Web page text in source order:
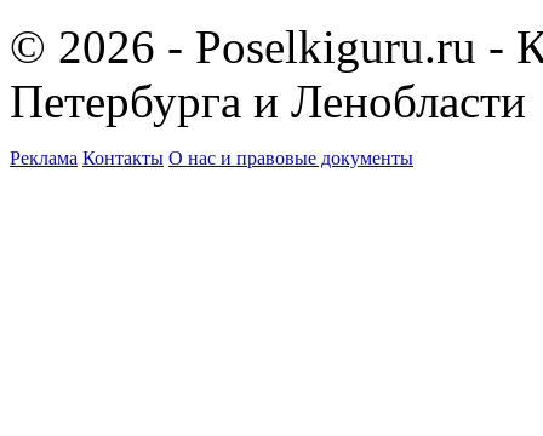
© 2026 - Poselkiguru.ru -
Петербурга и Ленобласти
Реклама Контакты О нас и правовые документы